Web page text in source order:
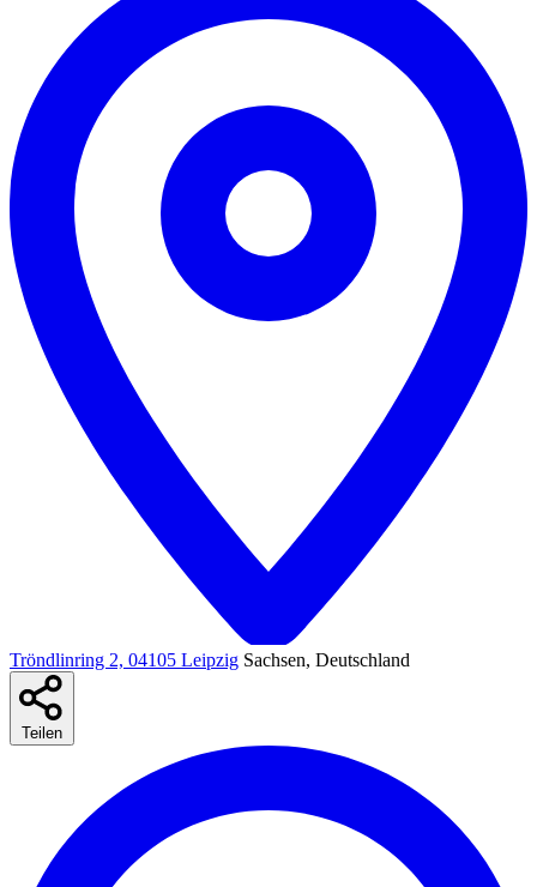
Tröndlinring 2, 04105 Leipzig Sachsen, Deutschland
Teilen